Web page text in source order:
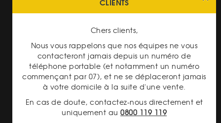
TRANSPARENCE DES
PRIX
CLIENTS
Chers clients,
Nous vous rappelons que nos équipes ne vous
contacteront jamais depuis un numéro de
téléphone portable (et notamment un numéro
commençant par 07), et ne se déplaceront jamais
à votre domicile à la suite d'une vente.
En cas de doute, contactez-nous directement et
uniquement au 0800 119 119